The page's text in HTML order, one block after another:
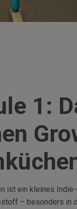
1:
ist ein kleines
– besonders in